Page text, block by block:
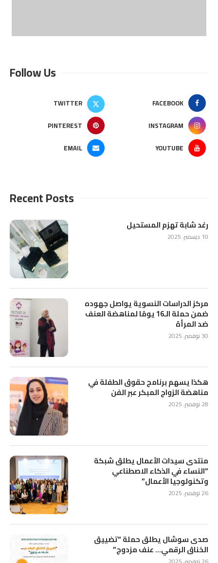
Follow Us
FACEBOOK
TWITTER
INSTAGRAM
PINTEREST
YOUTUBE
EMAIL
Recent Posts
رغد شابة تهزم المستحيل
10 ديسمبر، 2025
مركز الدراسات النسوية يواصل جهوده
ضمن حملة الـ16 يومًا لمناهضة العنف
ضد المرأة
30 نوفمبر، 2025
هكذا يسهم برنامج حقوق الطفلة في
مناهضة الزواج المبكر عبر الفن
28 نوفمبر، 2025
منتدى سيدات الأعمال يطلق شبكة
“النساء في الذكاء الاصطناعي
وتكنولوجيا الأعمال”
26 نوفمبر، 2025
صدى سوشال يطلق حملة “تضييق
الخناق الرقمي… عنف مزدوج”